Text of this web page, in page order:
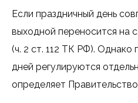
Если праздничный день
выходной переносится на
(ч. 2 ст. 112 ТК РФ). Однако
дней регулируются
определяет